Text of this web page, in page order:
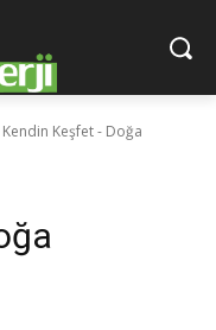
Kendin Keşfet - Doğa